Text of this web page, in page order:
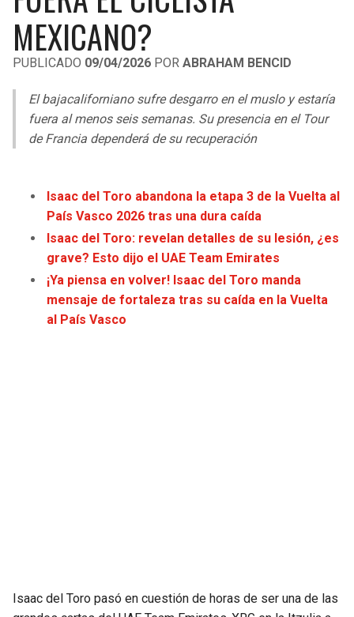
LIGA DE EXPANSIÓN MX
LEAGUES CUP
UEFA EUROPA LEAGUE
UEFA CONFERENCE LEAGUE
COPA LIBERTADORES
COPA SUDAMERICANA
OTRAS LIGAS
RAIDERS
RAVENS
BROWNS
STEELERS
TEXANS
COLTS
CARDINALS
CAVALIERS
PACERS
HAWKS
HORNETS
HEAT
MAGIC
MAVERICKS
MEXICANO?
PUBLICADO 09/04/2026 POR ABRAHAM BENCID
El bajacaliforniano sufre desgarro en el muslo y estaría
fuera al menos seis semanas. Su presencia en el Tour
de Francia dependerá de su recuperación
Isaac del Toro abandona la etapa 3 de la Vuelta al
País Vasco 2026 tras una dura caída
Isaac del Toro: revelan detalles de su lesión, ¿es
grave? Esto dijo el UAE Team Emirates
¡Ya piensa en volver! Isaac del Toro manda
mensaje de fortaleza tras su caída en la Vuelta
al País Vasco
Isaac del Toro pasó en cuestión de horas de ser una de las